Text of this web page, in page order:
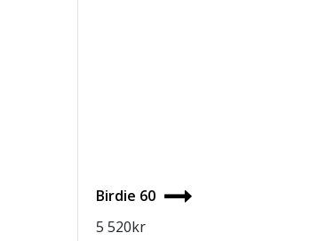
Birdie 60
5 520kr